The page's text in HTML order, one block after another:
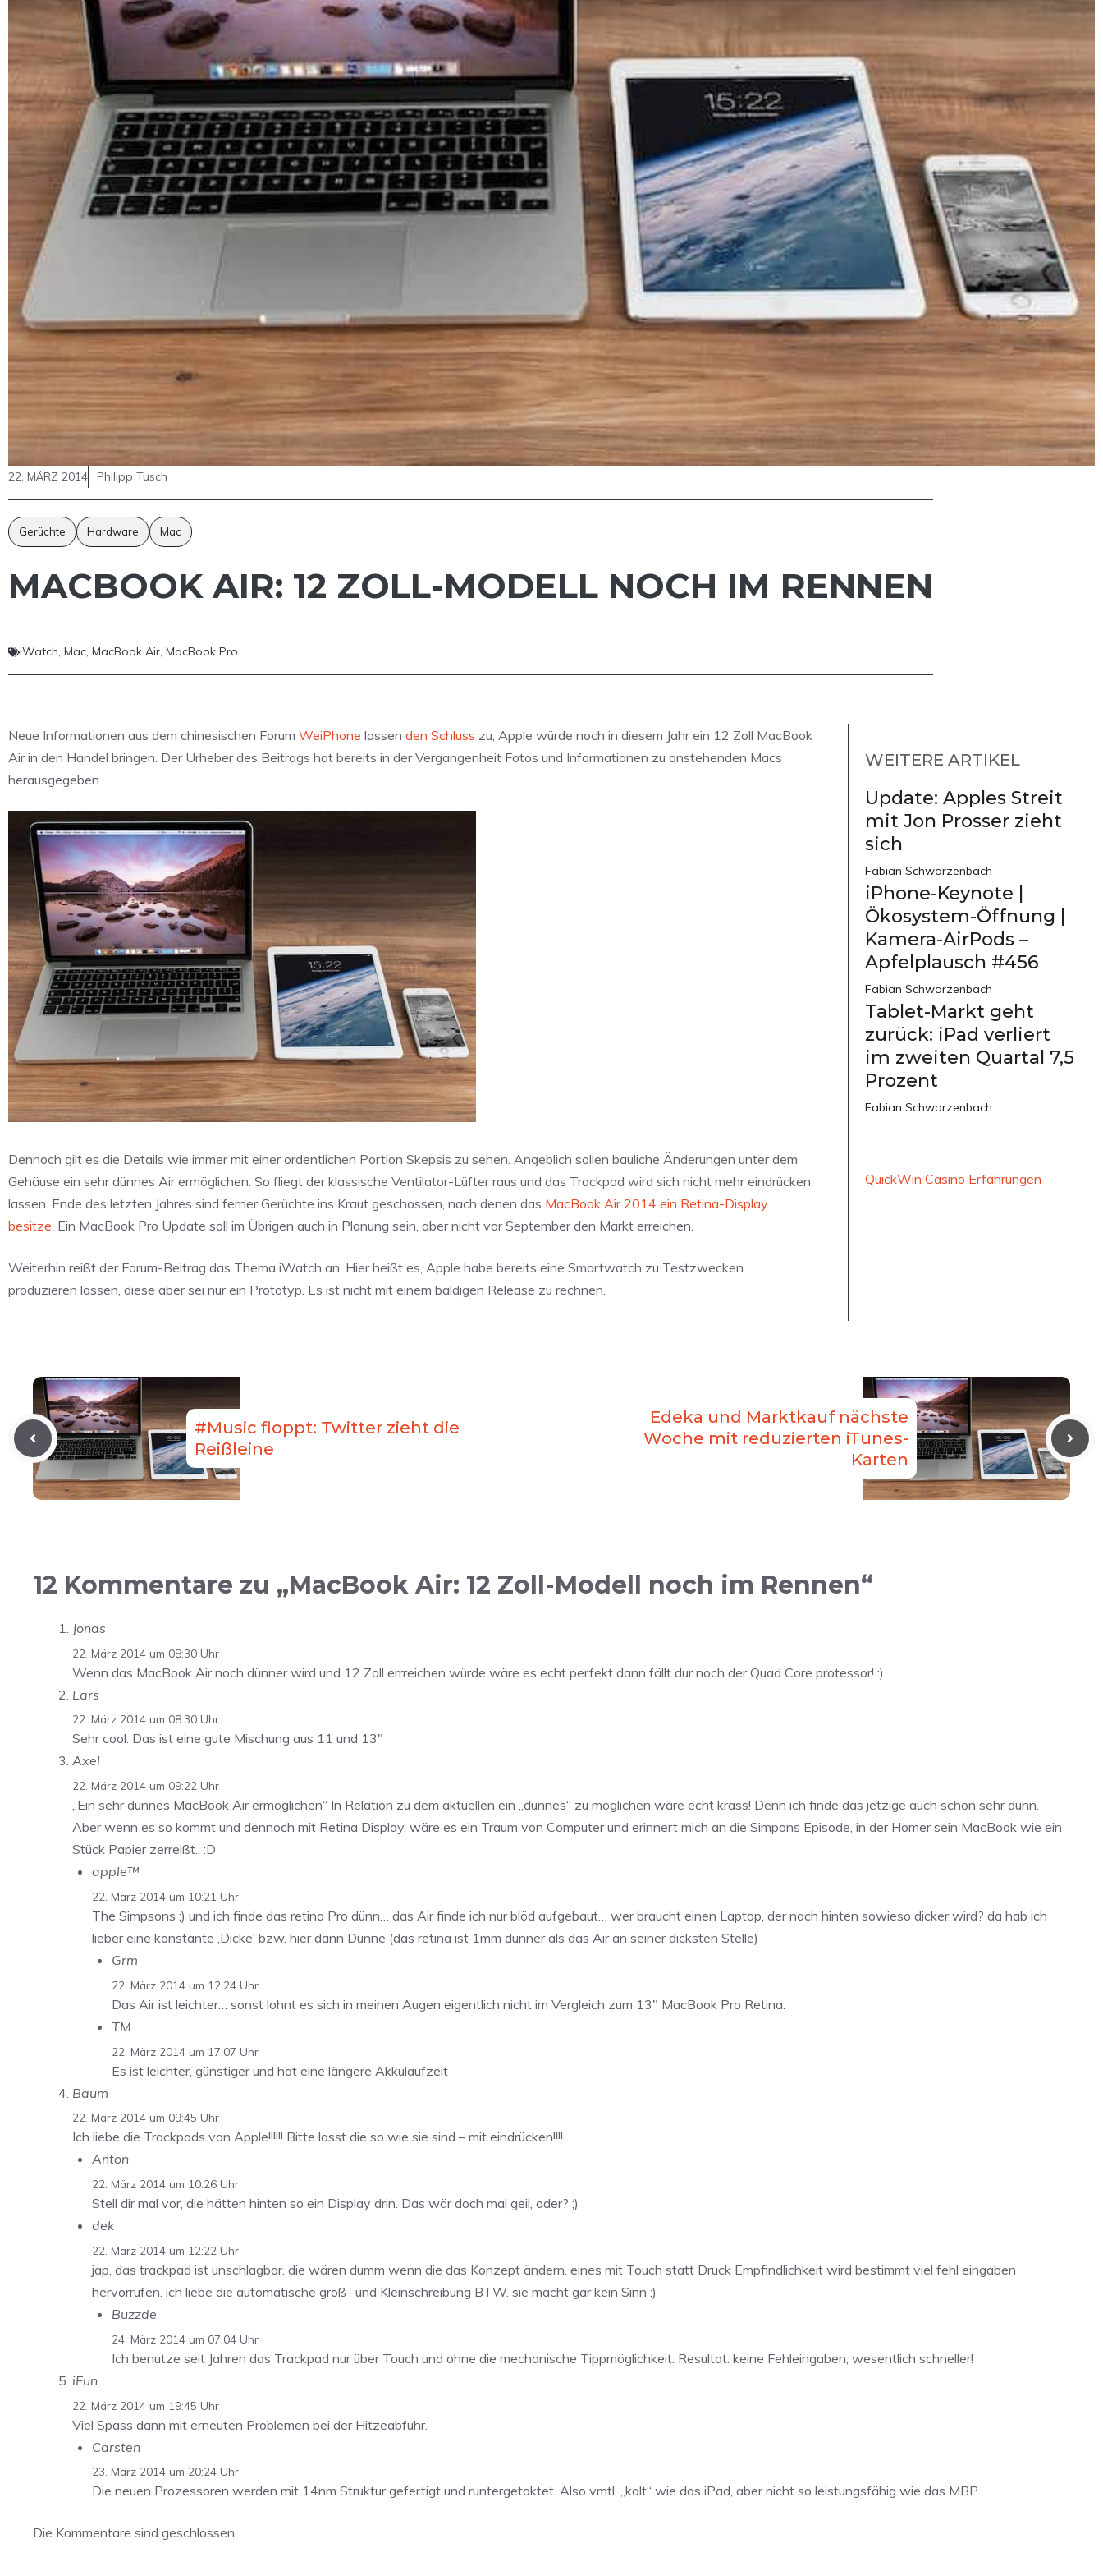
22. MÄRZ 2014 Philipp Tusch
Gerüchte Hardware Mac
MACBOOK AIR: 12 ZOLL-MODELL NOCH IM RENNEN
iWatch, Mac, MacBook Air, MacBook Pro
Neue Informationen aus dem chinesischen Forum WeiPhone lassen den Schluss zu, Apple würde noch in diesem Jahr ein 12 Zoll MacBook
Air in den Handel bringen. Der Urheber des Beitrags hat bereits in der Vergangenheit Fotos und Informationen zu anstehenden Macs
herausgegeben.
Dennoch gilt es die Details wie immer mit einer ordentlichen Portion Skepsis zu sehen. Angeblich sollen bauliche Änderungen unter dem
Gehäuse ein sehr dünnes Air ermöglichen. So fliegt der klassische Ventilator-Lüfter raus und das Trackpad wird sich nicht mehr eindrücken
lassen. Ende des letzten Jahres sind ferner Gerüchte ins Kraut geschossen, nach denen das MacBook Air 2014 ein Retina-Display
besitze . Ein MacBook Pro Update soll im Übrigen auch in Planung sein, aber nicht vor September den Markt erreichen.
Weiterhin reißt der Forum-Beitrag das Thema iWatch an. Hier heißt es, Apple habe bereits eine Smartwatch zu Testzwecken
produzieren lassen, diese aber sei nur ein Prototyp. Es ist nicht mit einem baldigen Release zu rechnen.
WEITERE ARTIKEL
Update: Apples Streit
mit Jon Prosser zieht
sich
Fabian Schwarzenbach
iPhone-Keynote |
Ökosystem-Öffnung |
Kamera-AirPods –
Apfelplausch #456
Fabian Schwarzenbach
Tablet-Markt geht
zurück: iPad verliert
im zweiten Quartal 7,5
Prozent
Fabian Schwarzenbach
QuickWin Casino Erfahrungen
#Music floppt: Twitter zieht die
Reißleine
Edeka und Marktkauf nächste
Woche mit reduzierten iTunes-
Karten
12 Kommentare zu „MacBook Air: 12 Zoll-Modell noch im Rennen“
Jonas
22. März 2014 um 08:30 Uhr
Wenn das MacBook Air noch dünner wird und 12 Zoll errreichen würde wäre es echt perfekt dann fällt dur noch der Quad Core protessor! :)
Lars
22. März 2014 um 08:30 Uhr
Sehr cool. Das ist eine gute Mischung aus 11 und 13″
Axel
22. März 2014 um 09:22 Uhr
„Ein sehr dünnes MacBook Air ermöglichen“ In Relation zu dem aktuellen ein „dünnes“ zu möglichen wäre echt krass! Denn ich finde das jetzige auch schon sehr dünn.
Aber wenn es so kommt und dennoch mit Retina Display, wäre es ein Traum von Computer und erinnert mich an die Simpons Episode, in der Homer sein MacBook wie ein
Stück Papier zerreißt.. :D
apple™
22. März 2014 um 10:21 Uhr
The Simpsons ;) und ich finde das retina Pro dünn… das Air finde ich nur blöd aufgebaut… wer braucht einen Laptop, der nach hinten sowieso dicker wird? da hab ich
lieber eine konstante ‚Dicke‘ bzw. hier dann Dünne (das retina ist 1mm dünner als das Air an seiner dicksten Stelle)
Grm
22. März 2014 um 12:24 Uhr
Das Air ist leichter… sonst lohnt es sich in meinen Augen eigentlich nicht im Vergleich zum 13″ MacBook Pro Retina.
TM
22. März 2014 um 17:07 Uhr
Es ist leichter, günstiger und hat eine längere Akkulaufzeit
Baum
22. März 2014 um 09:45 Uhr
Ich liebe die Trackpads von Apple!!!!!! Bitte lasst die so wie sie sind – mit eindrücken!!!!
Anton
22. März 2014 um 10:26 Uhr
Stell dir mal vor, die hätten hinten so ein Display drin. Das wär doch mal geil, oder? ;)
dek
22. März 2014 um 12:22 Uhr
jap, das trackpad ist unschlagbar. die wären dumm wenn die das Konzept ändern. eines mit Touch statt Druck Empfindlichkeit wird bestimmt viel fehl eingaben
hervorrufen. ich liebe die automatische groß- und Kleinschreibung BTW. sie macht gar kein Sinn :)
Buzzde
24. März 2014 um 07:04 Uhr
Ich benutze seit Jahren das Trackpad nur über Touch und ohne die mechanische Tippmöglichkeit. Resultat: keine Fehleingaben, wesentlich schneller!
iFun
22. März 2014 um 19:45 Uhr
Viel Spass dann mit erneuten Problemen bei der Hitzeabfuhr.
Carsten
23. März 2014 um 20:24 Uhr
Die neuen Prozessoren werden mit 14nm Struktur gefertigt und runtergetaktet. Also vmtl. „kalt“ wie das iPad, aber nicht so leistungsfähig wie das MBP.
Die Kommentare sind geschlossen.